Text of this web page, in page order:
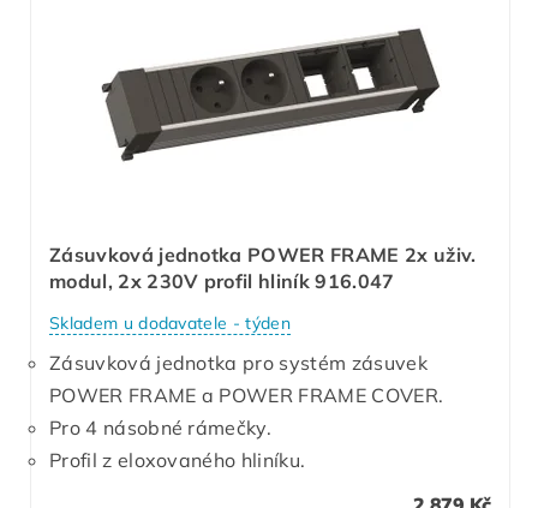
Zásuvková jednotka POWER FRAME 2x uživ.
modul, 2x 230V profil hliník 916.047
Skladem u dodavatele - týden
Zásuvková jednotka pro systém zásuvek
POWER FRAME a POWER FRAME COVER.
Pro 4 násobné rámečky.
Profil z eloxovaného hliníku.